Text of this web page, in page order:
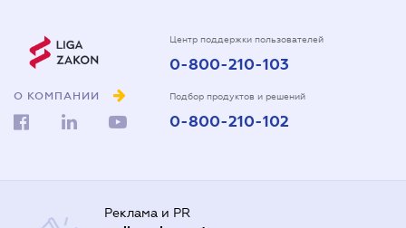
О КОМПАНИИ
Центр поддержки пользователей
0-800-210-103
Подбор продуктов и решений
0-800-210-102
Реклама и PR